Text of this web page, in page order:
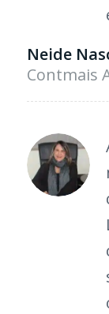
Neide
Contmais